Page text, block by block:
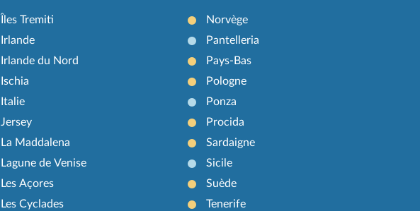
Îles Tremiti
Irlande
Irlande du Nord
Ischia
Italie
Jersey
La Maddalena
Lagune de Venise
Les Açores
Les Cyclades
Norvège
Pantelleria
Pays-Bas
Pologne
Ponza
Procida
Sardaigne
Sicile
Suède
Tenerife